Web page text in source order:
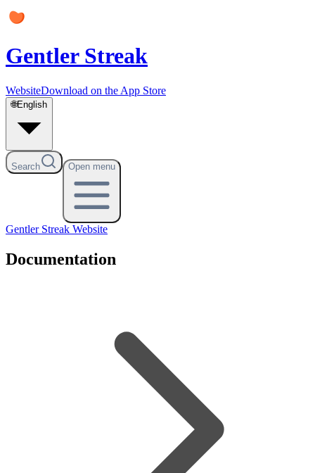
Gentler Streak
WebsiteDownload on the App Store
🌐English
Search Open menu
Gentler Streak Website
Documentation